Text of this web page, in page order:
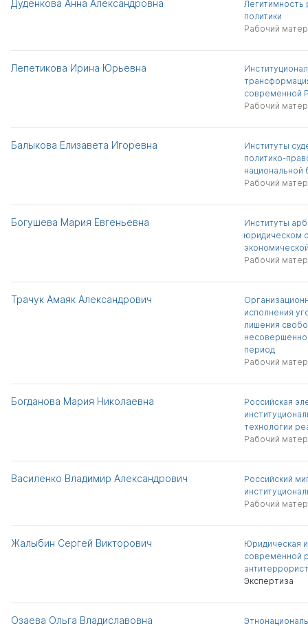
Дуденкова Анна Александровна
Легитимность
политики
Рабочий
Лепетикова Ирина Юрьевна
современной
Рабочий
Балыкова Елизавета Игоревна
Институты
политико-
национальной
Рабочий
Богушева Мария Евгеньевна
Институты
юридическом
Рабочий
Трачук Амаяк Александрович
исполнения
лишения
период
Рабочий
Богданова Мария Николаевна
Российская
технологии
Рабочий
Василенко Владимир Александрович
Российский
Рабочий
Жалыбин Сергей Викторович
Юридическая
современной
Экспертиза
Озаева Ольга Владиславовна